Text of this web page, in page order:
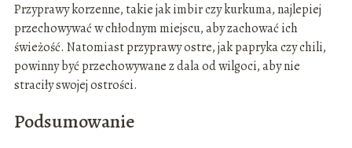
Przyprawy korzenne, takie jak imbir czy kurkuma, najlepiej
przechowywać w chłodnym miejscu, aby zachować ich
świeżość. Natomiast przyprawy ostre, jak papryka czy chili,
powinny być przechowywane z dala od wilgoci, aby nie
straciły swojej ostrości.
Podsumowanie